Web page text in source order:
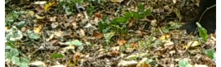
文化产业
地方频道